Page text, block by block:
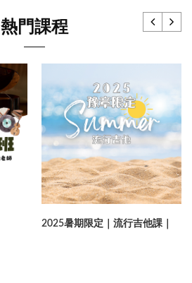
熱門課程
2025暑期限定｜流行吉他課｜